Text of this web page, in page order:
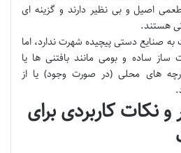
اصیل و بی نظیر دارند و گزینه ای
هستند.
صنایع دستی پیچیده شهرت ندارد، اما
ساده و بومی مانند بافتنی ها یا
های محلی (در صورت وجود) یا از
و نکات کاربردی برای